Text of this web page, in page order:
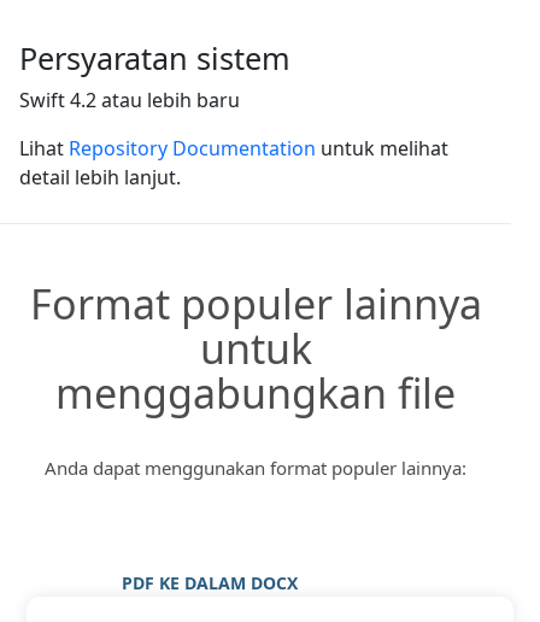
Persyaratan sistem
Swift 4.2 atau lebih baru
Lihat Repository Documentation untuk melihat
detail lebih lanjut.
Format populer lainnya
untuk
menggabungkan file
Anda dapat menggunakan format populer lainnya:
PDF KE DALAM DOCX